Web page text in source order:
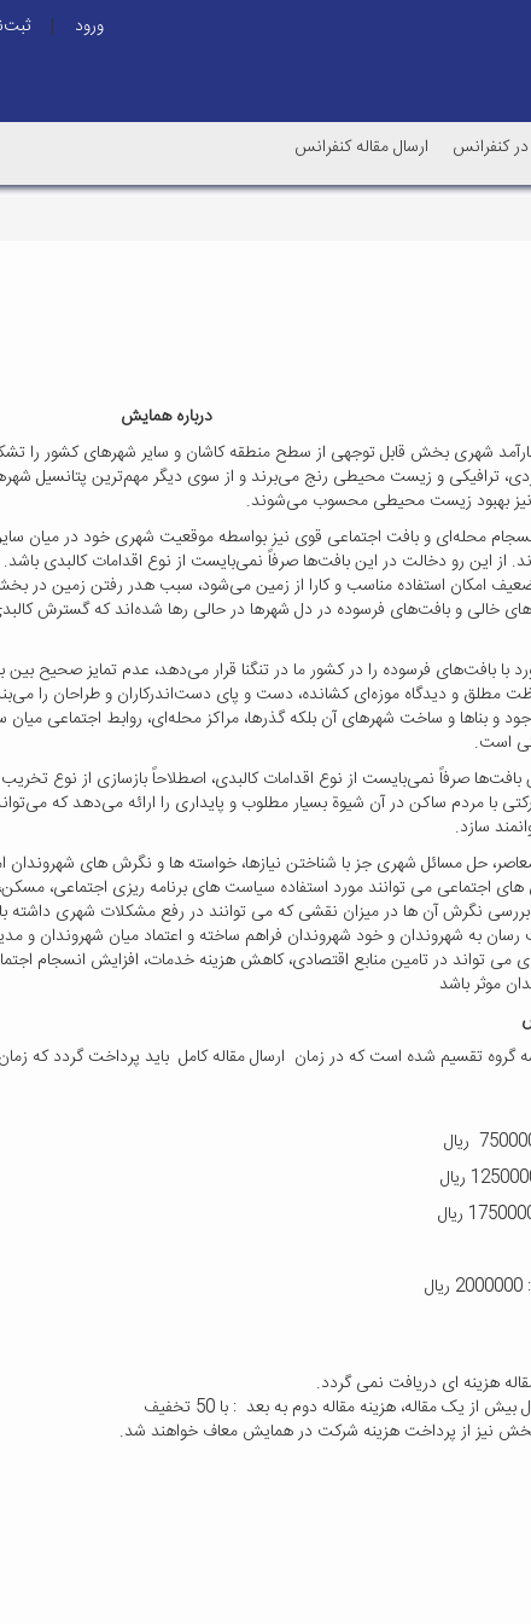
ورود |
کنفرانس ارسال مقاله کنفرانس
درباره همایش
شهری بخش قابل توجهی از سطح منطقه کاشان و سایر شهرهای کشور را
ترافیکی و زیست‌ محیطی رنج می‌برند و از سوی دیگر مهم‌ترین پتانسیل
نیز بهبود زیست ‌محیطی محسوب می‌شوند.
محله‌ای و بافت اجتماعی قوی نیز بواسطه موقعیت شهری خود در میان
از این رو دخالت در این بافت‌ها صرفاً نمی‌بایست از نوع اقدامات کالبدی
امکان استفاده مناسب و کارا از زمین می‌شود، سبب هدر رفتن زمین در
خالی و بافت‌های فرسوده در دل شهرها در حالی رها شده‌اند که گسترش
با بافت‌های فرسوده را در کشور ما در تنگنا قرار می‌دهد، عدم تمایز صحیح
مطلق و دیدگاه موزه‌ای کشانده، دست و پای دست‌اندرکاران و طراحان را
و بناها و ساخت شهرهای آن بلکه گذرها، مراکز محله‌ای، روابط اجتماعی
است.
بافت‌ها صرفاً نمی‌بایست از نوع اقدامات کالبدی، اصطلاحاً بازسازی از نوع
با مردم ساکن در آن شیوة بسیار مطلوب و پایداری را ارائه می‌دهد که
سازد.
حل مسائل شهری جز با شناختن نیازها، خواسته ها و نگرش های
اجتماعی می توانند مورد استفاده سیاست های برنامه ریزی اجتماعی، مسکن،
بررسی نگرش آن ها در میزان نقشی که می توانند در رفع مشکلات شهری داشته
به شهروندان و خود شهروندان فراهم ساخته و اعتماد میان شهروندان و
می تواند در تامین منابع اقتصادی، کاهش هزینه خدمات، ‌افزایش انسجام
موثر باشد
گروه تقسیم شده است که در زمان ارسال مقاله کامل باید پرداخت گردد که
هزینه ای دریافت نمی گردد.
بیش از یک مقاله، هزینه مقاله دوم به بعد : با 50 تخفیف
نیز از پرداخت هزینه شرکت در همایش معاف خواهند شد.